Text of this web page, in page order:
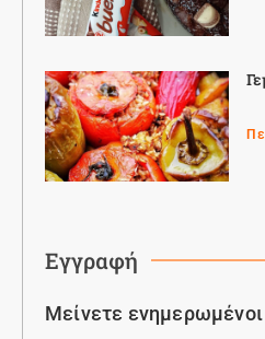
Εγγραφή
Μείνετε